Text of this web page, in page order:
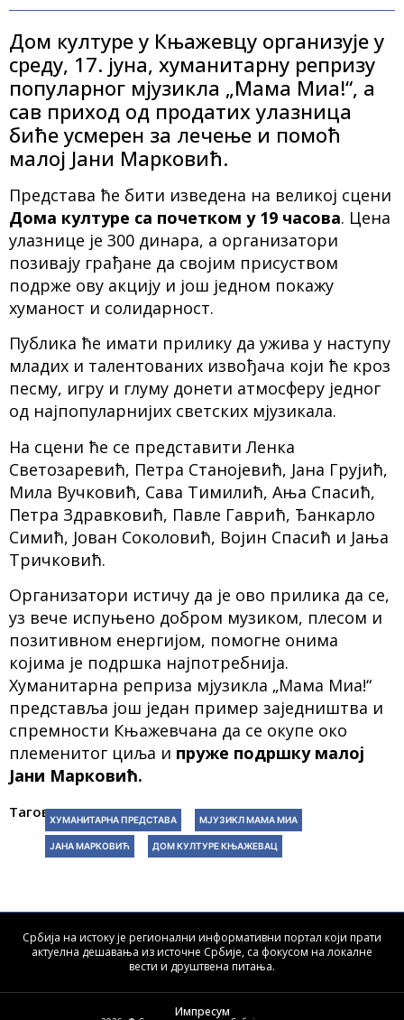
Дом културе у Књажевцу организује у
среду, 17. јуна, хуманитарну репризу
популарног мјузикла „Мама Миа!“, а
сав приход од продатих улазница
биће усмерен за лечење и помоћ
малој Јани Марковић.
Представа ће бити изведена на великој сцени
Дома културе са почетком у 19 часова. Цена
улазнице је 300 динара, а организатори
позивају грађане да својим присуством
подрже ову акцију и још једном покажу
хуманост и солидарност.
Публика ће имати прилику да ужива у наступу
младих и талентованих извођача који ће кроз
песму, игру и глуму донети атмосферу једног
од најпопуларнијих светских мјузикала.
На сцени ће се представити Ленка
Светозаревић, Петра Станојевић, Јана Грујић,
Мила Вучковић, Сава Тимилић, Ања Спасић,
Петра Здравковић, Павле Гаврић, Ђанкарло
Симић, Јован Соколовић, Војин Спасић и Јања
Тричковић.
Организатори истичу да је ово прилика да се,
уз вече испуњено добром музиком, плесом и
позитивном енергијом, помогне онима
којима је подршка најпотребнија.
Хуманитарна реприза мјузикла „Мама Миа!“
представља још један пример заједништва и
спремности Књажевчана да се окупе око
племенитог циља и пруже подршку малој
Јани Марковић.
Тагови:ХУМАНИТАРНА ПРЕДСТАВА МЈУЗИКЛ МАМА МИА
ЈАНА МАРКОВИЋ ДОМ КУЛТУРЕ КЊАЖЕВАЦ
Србија на истоку је регионални информативни портал који прати
актуелна дешавања из источне Србије, са фокусом на локалне
вести и друштвена питања.
Импресум